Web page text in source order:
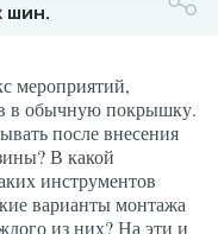
шин.
мероприятий,
в обычную покрышку.
после внесения
В какой
инструментов
варианты монтажа
из них? На эти и